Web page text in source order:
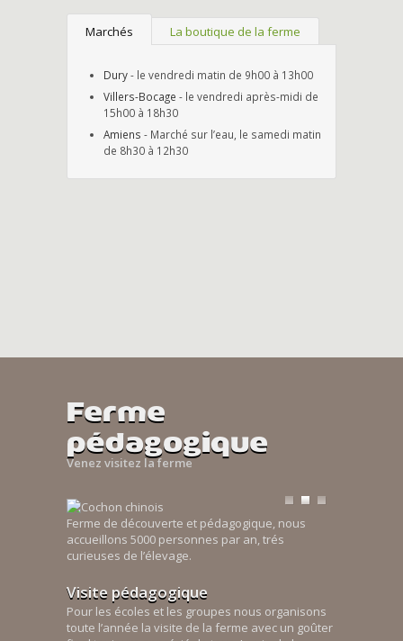
Marchés La boutique de la ferme
Dury- le vendredi matin de 9h00 à 13h00
Villers-Bocage - le vendredi après-midi de
15h00 à 18h30
Amiens - Marché sur l’eau, le samedi matin
de 8h30 à 12h30
Ferme
pédagogique
Venez visitez la ferme
Ferme de découverte et pédagogique, nous
accueillons 5000 personnes par an, trés
curieuses de l’élevage.
Visite pédagogique
Pour les écoles et les groupes nous organisons
toute l’année la visite de la ferme avec un goûter